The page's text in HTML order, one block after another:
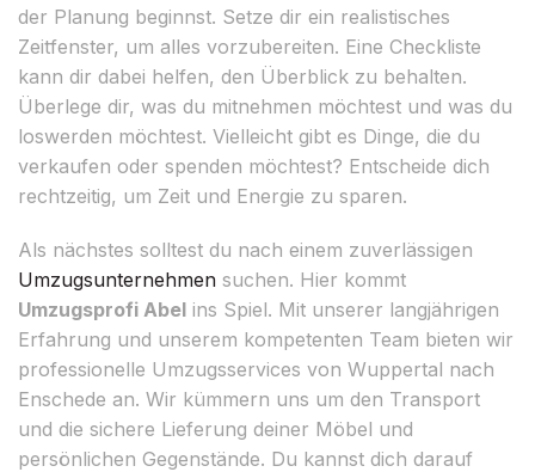
der Planung beginnst. Setze dir ein realistisches
Zeitfenster, um alles vorzubereiten. Eine Checkliste
kann dir dabei helfen, den Überblick zu behalten.
Überlege dir, was du mitnehmen möchtest und was du
loswerden möchtest. Vielleicht gibt es Dinge, die du
verkaufen oder spenden möchtest? Entscheide dich
rechtzeitig, um Zeit und Energie zu sparen.
Als nächstes solltest du nach einem zuverlässigen
Umzugsunternehmen suchen. Hier kommt
Umzugsprofi Abel ins Spiel. Mit unserer langjährigen
Erfahrung und unserem kompetenten Team bieten wir
professionelle Umzugsservices von Wuppertal nach
Enschede an. Wir kümmern uns um den Transport
und die sichere Lieferung deiner Möbel und
persönlichen Gegenstände. Du kannst dich darauf